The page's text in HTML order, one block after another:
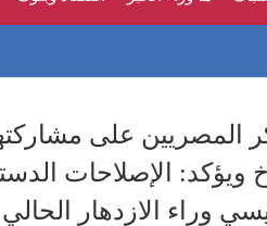
المصريين على
الإصلاحات
وراء الازدهار الحالي